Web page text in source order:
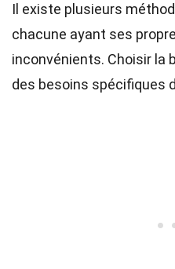
Il existe plusieurs
chacune ayant ses
inconvénients. Choisir la
des besoins spécifiques